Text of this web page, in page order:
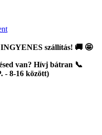
szállítás! 🚚 🤩
van? Hívj bátran 📞
- 8-16 között)